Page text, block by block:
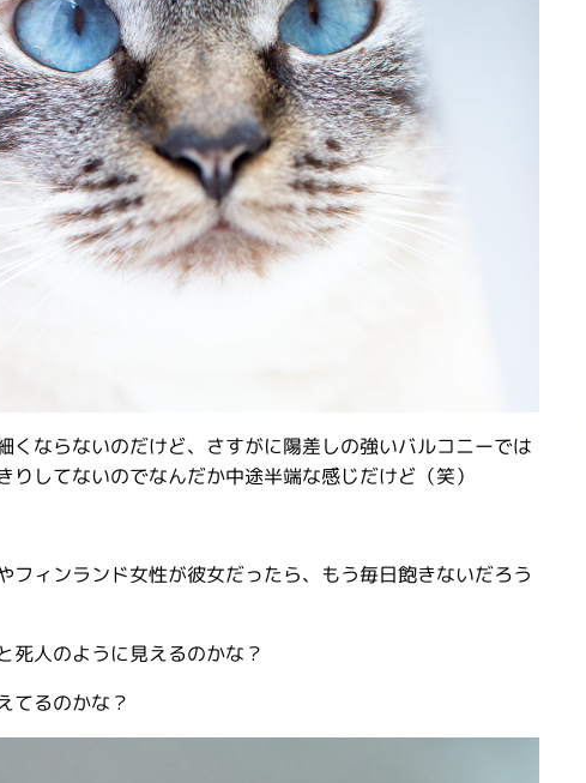
ならないのだけど、さすがに陽差しの強いバルコニーでは
してないのでなんだか中途半端な感じだけど（笑）
ィンランド女性が彼女だったら、もう毎日飽きないだろう
死人のように見えるのかな？
てるのかな？